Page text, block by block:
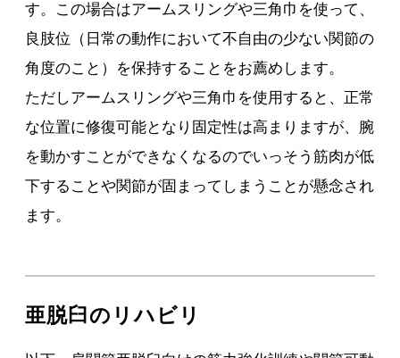
す。この場合はアームスリングや三角巾を使って、
良肢位（日常の動作において不自由の少ない関節の
角度のこと）を保持することをお薦めします。
ただしアームスリングや三角巾を使用すると、正常
な位置に修復可能となり固定性は高まりますが、腕
を動かすことができなくなるのでいっそう筋肉が低
下することや関節が固まってしまうことが懸念され
ます。
亜脱臼のリハビリ